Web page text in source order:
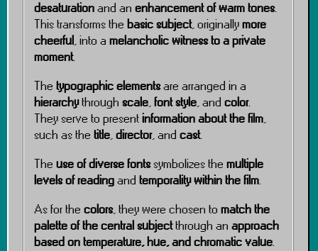
desaturationand an enhancement of warm tones.
This transforms the basic subject, originallymore
cheerful, into a melancholic witness to a private
moment.
The typographic elementsare arranged in a
hierarchythrough scale,font style, and color.
They serve to presentinformation about the film,
such as the title,director, and cast.
The use of diverse fontssymbolizes the multiple
levels of readingand temporality within the film.
As for the colors, they were chosen to match the
palette of the central subjectthrough an approach
based on temperature, hue, and chromatic value.